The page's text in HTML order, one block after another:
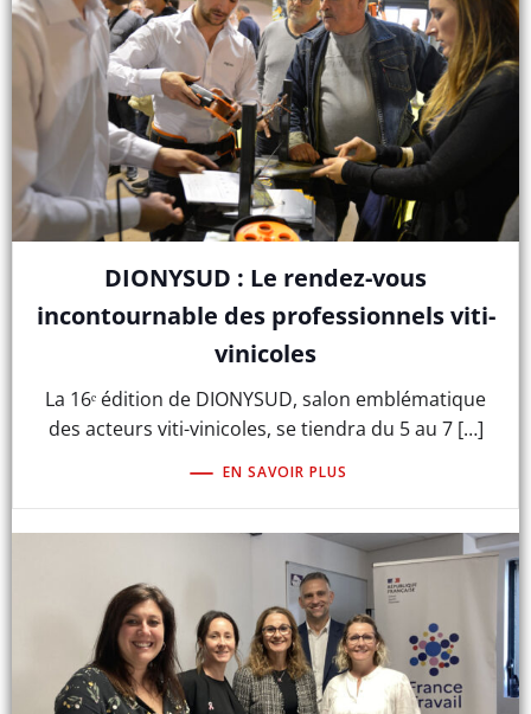
DIONYSUD : Le rendez-vous
incontournable des professionnels viti-
vinicoles
La 16ᵉ édition de DIONYSUD, salon emblématique
des acteurs viti-vinicoles, se tiendra du 5 au 7 […]
EN SAVOIR PLUS